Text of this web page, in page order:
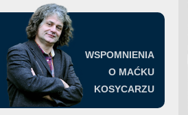
WSPOMNIENIA
O MAĆKU
KOSYCARZU